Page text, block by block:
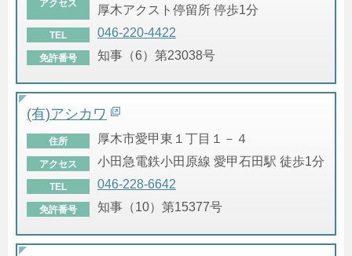
アクセス
厚木アクスト停留所 停歩1分
TEL 046-220-4422
免許番号 知事（6）第23038号
(有)アシカワ
住所 厚木市愛甲東１丁目１－４
アクセス 小田急電鉄小田原線 愛甲石田駅 徒歩1分
TEL 046-228-6642
免許番号 知事（10）第15377号